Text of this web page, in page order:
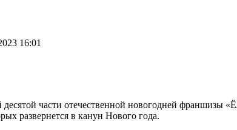
16:01
части отечественной новогодней франшизы
развернется в канун Нового года.